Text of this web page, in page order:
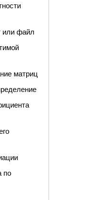
или файл
матриц
по